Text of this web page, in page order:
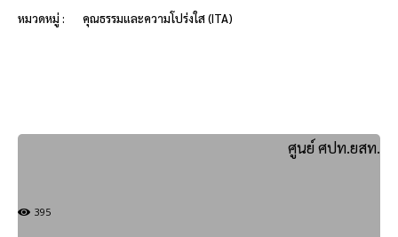
หมวดหมู่ : คุณธรรมและความโปร่งใส (ITA)
ศูนย์ ศปท.ยสท.
395